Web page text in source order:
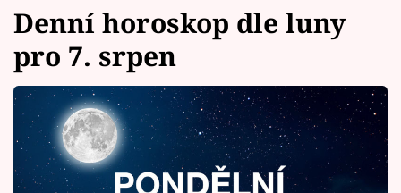
Témata
Celebrity
Vztahy
Denní horoskop dle luny
pro 7. srpen